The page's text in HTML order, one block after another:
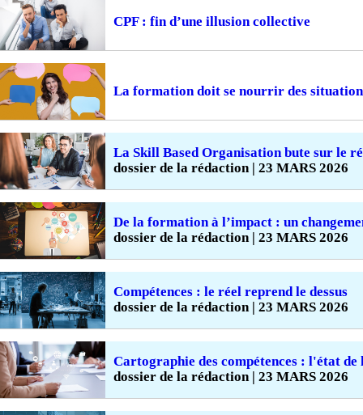
CPF : fin d’une illusion collective
La formation doit se nourrir des
La Skill Based Organisation bute sur le
dossier de la rédaction | 23 MARS 2026
De la formation à l’impact : un
dossier de la rédaction | 23 MARS 2026
Compétences : le réel reprend le dessus
dossier de la rédaction | 23 MARS 2026
Cartographie des compétences : l'état
dossier de la rédaction | 23 MARS 2026